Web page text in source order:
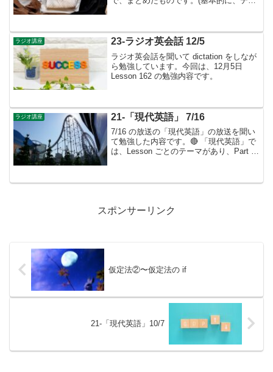
といった、発...
ラジオ講座 23-ラジオ英会話 12/5
ラジオ英会話を聞いて dictation をしなが
ら勉強しています。今回は、12月5日
Lesson 162 の勉強内容です。
ラジオ講座 21-「現代英語」 7/16
7/16 の放送の「現代英語」の放送を聞い
て勉強した内容です。🔴 「現代英語」で
は、Lesson ごとのテーマがあり、Part 1
訳トレーニン...
スポンサーリンク
仮定法②〜仮定法の if
21-「現代英語」10/7